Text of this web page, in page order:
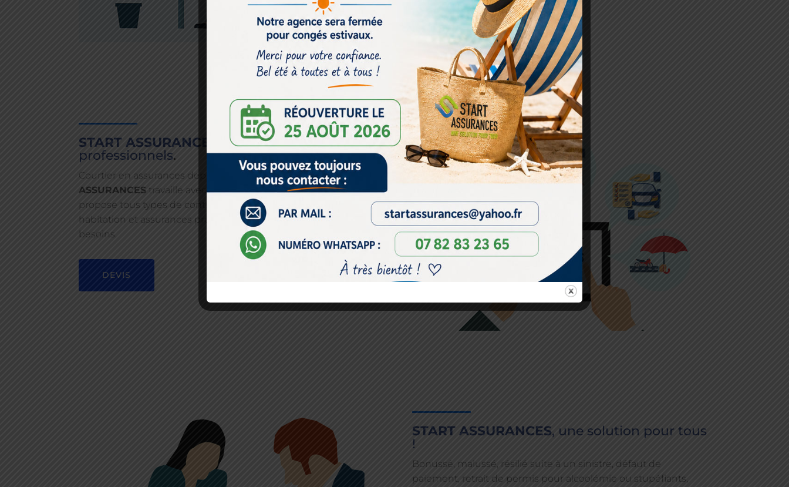
START ASSURANCES
pour les particuliers et
professionnels.
Courtier en assurances depuis plusieurs années,START
ASSURANCES travaille avec les meilleurs partenaires et vous
propose tous types de contrats d’assurance : auto, moto, santé,
habitation et assurances professionnelles répondant à vos
besoins.
DEVIS
START ASSURANCES, une solution pour tous
!
Bonussé, malussé, résilié suite à un sinistre, défaut de
paiement, retrait de permis pour alcoolémie ou stupéfiants,